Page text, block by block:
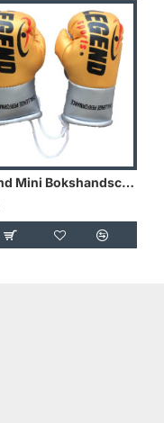
Legend Mini Bokshandschoenen - Holland